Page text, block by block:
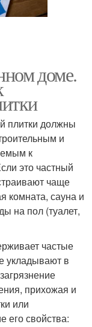
доме.
плитки должны
и
к
это частный
чаще
комната, сауна и
на пол (туалет,
частые
укладывают в
прихожая и
или
его свойства: